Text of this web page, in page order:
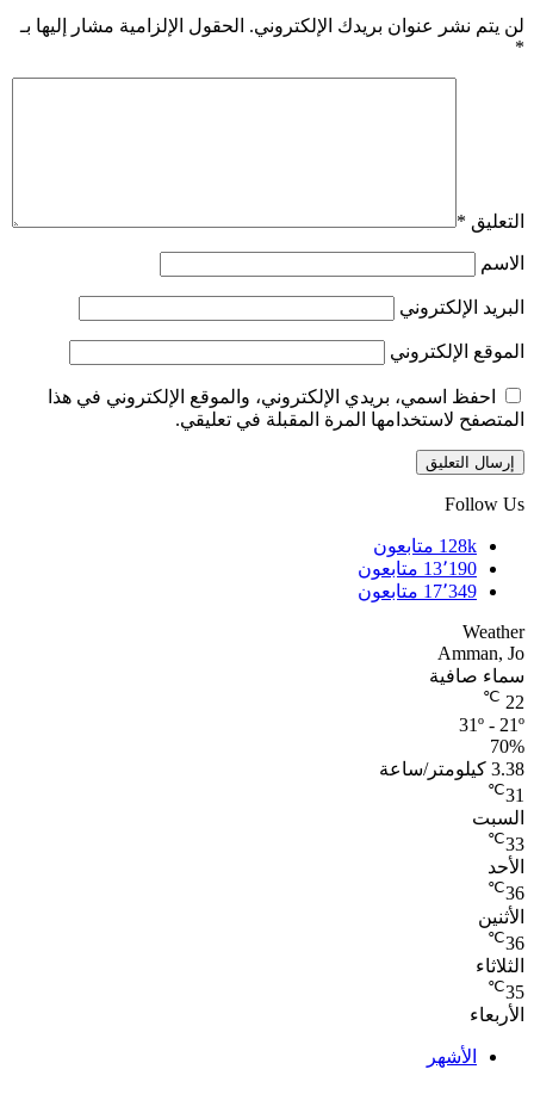
لن يتم نشر عنوان بريدك الإلكتروني. الحقول الإلزامية مشار إليها بـ
*
التعليق *
الاسم
البريد الإلكتروني
الموقع الإلكتروني
احفظ اسمي، بريدي الإلكتروني، والموقع الإلكتروني في هذا
المتصفح لاستخدامها المرة المقبلة في تعليقي.
Follow Us
128k متابعون
13٬190 متابعون
17٬349 متابعون
Weather
Amman, Jo
سماء صافية
22
℃
31º - 21º
70%
3.38 كيلومتر/ساعة
31
℃
السبت
33
℃
الأحد
36
℃
الأثنين
36
℃
الثلاثاء
35
℃
الأربعاء
الأشهر